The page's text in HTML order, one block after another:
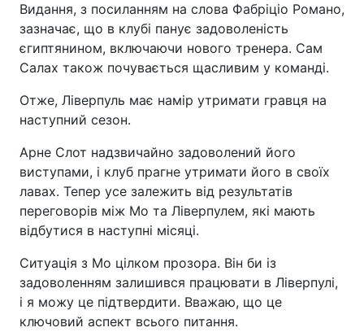
Видання, з посиланням на слова Фабріціо Романо,
зазначає, що в клубі панує задоволеність
єгиптянином, включаючи нового тренера. Сам
Салах також почувається щасливим у команді.
Отже, Ліверпуль має намір утримати гравця на
наступний сезон.
Арне Слот надзвичайно задоволений його
виступами, і клуб прагне утримати його в своїх
лавах. Тепер усе залежить від результатів
переговорів між Мо та Ліверпулем, які мають
відбутися в наступні місяці.
Ситуація з Мо цілком прозора. Він би із
задоволенням залишився працювати в Ліверпулі,
і я можу це підтвердити. Вважаю, що це
ключовий аспект всього питання.